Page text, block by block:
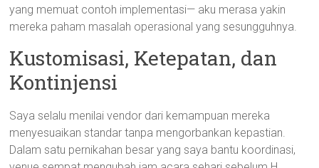
yang memuat contoh implementasi— aku merasa yakin
mereka paham masalah operasional yang sesungguhnya.
Kustomisasi, Ketepatan, dan
Kontinjensi
Saya selalu menilai vendor dari kemampuan mereka
menyesuaikan standar tanpa mengorbankan kepastian.
Dalam satu pernikahan besar yang saya bantu koordinasi,